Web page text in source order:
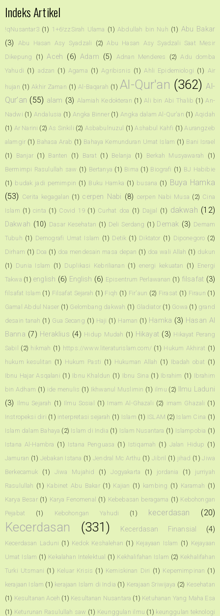
Indeks Artikel
!qNusantar3 (1) 1+6!zzSirah Ulama (1) Abdullah bin Nuh (1) Abu Bakar
(3)
Abu Hasan Asy Syadzali (2) Abu Hasan Asy Syadzali Saat Mesir
Dikepung
(1) Aceh (6) Adam (5) Adnan Menderes (2) Adu domba
Yahudi (1) adzan (1) Agama (1) Agribisnis (1) Ahli Epidemiologi (1) Air
hujan (1) Akhir Zaman (1) Al-Baqarah (1) Al-Qur'an (362) Al-
Qur’an (55) alam (3) Alamiah Kedokteran (1) Ali bin Abi Thalib (1) An-
Nadwi (1) Andalusia (1) Angka Binner (1) Angka dalam Al-Qur'an (1) Aqidah
(1) Ar Narini (2) As Sinkili (2) Asbabulnuzul (1) Ashabul Kahfi (1) Aurangzeb
alamgir (1) Bahasa Arab (1) Bahaya Kemunduran Umat Islam (1) Bani Israel
(1)
Banjar (1) Banten (1) Barat (1) Belanja (1) Berkah Musyawarah
(1)
Bermimpi Rasulullah saw (1) Bertanya (1) Bima (1) Biografi (1) BJ Habibie
(1) budak jadi pemimpin (1) Buku Hamka (1) busana (1) Buya Hamka
(53) Cerita kegagalan (1) cerpen Nabi (8) cerpen Nabi Musa (2) Cina
Islam (1) cinta (1) Covid 19 (1) Curhat doa (1) Dajjal (1) dakwah (12)
Dakwah (10) Dasar Kesehatan (1) Deli Serdang (1) Demak (3) Demam
Tubuh (1) Demografi Umat Islam (1) Detik (1) Diktator (1) Diponegoro (2)
Dirham (1) Doa (1) doa mendesain masa depan (1) doa wali Allah (1) dukun
(1) Dunia Islam (1) Duplikasi Kebrilianan (1) energi kekuatan (1) Energi
Takwa (1) english (6) English (6) Episentrum Perlawanan (1) filsafat (3)
filsafat Islam (1) Filsafat Sejarah (1) Fiqh (1) Fir'aun (2) Firasat (1) Firaun (1)
Gamal Abdul Naser (1) Gelombang dakwah (1) Gladiator (1) Gowa (1) grand
desain tanah (1) Gua Secang (1) Haji (1) Haman (1) Hamka (3) Hasan Al
Banna (7) Heraklius (4) Hidup Mudah (1) Hikayat (3) Hikayat Perang
Sabil
(2) hikmah (1) https://www.literaturislam.com/ (1) Hukum Akhirat (1)
hukum kesulitan (1) Hukum Pasti (1) Hukuman Allah (1) Ibadah obat (1)
Ibnu Hajar Asqalani (1) Ibnu Khaldun (1) Ibnu Sina (1) Ibrahim (1) Ibrahim
bin Adham (1) ide menulis (1) Ikhwanul Muslimin (1) ilmu (2)
Ilmu Laduni
(3) Ilmu Sejarah (1) Ilmu Sosial (1) Imam Al-Ghazali (2) imam Ghazali (1)
Instropeksi diri (1) interpretasi sejarah (1) Islam (1) ISLAM (2) Islam Cina (1)
Islam dalam Bahaya (2) Islam di India (1) Islam Nusantara (1) Islampobia (1)
Istana Al-Hambra (1) Istana Penguasa (1) Istiqamah (1) Jalan Hidup (1)
Jamuran (1) Jebakan Istana (1) Jendral Mc Arthu (1) Jibril (1) jihad (1) Jiwa
Berkecamuk
(1) Jiwa Mujahid (1) Jogyakarta (1) jordania (1)
jurriyah
Rasulullah (1) Kabinet Abu Bakar (1) Kajian (1) kambing (1) Karamah (1)
Karya Besar (1) Karya Fenomenal (1) Kebebasan beragama (1) Kebohongan
Pejabat
(1) Kebohongan Yahudi (1) kecerdasan (20)
Kecerdasan (331) Kecerdasan Finansial (4)
Kecerdasan Laduni (1) Kedok Keshalehan (1) Kejayaan Islam (1) Kejayaan
Umat Islam (1) Kekalahan Intelektual (1) Kekhalifahan Islam (2) Kekhalifahan
Turki Utsmani (1) Keluar Krisis (1) Kemiskinan Diri (1) Kepemimpinan (1)
kerajaan Islam (1) kerajaan Islam di India (1) Kerajaan Sriwijaya (2) Kesehatan
(1) Kesultanan Aceh (1) Kesultanan Nusantara (1) Ketuhanan Yang Maha Esa
(1) Keturunan Rasulullah saw (1) Keunggulan ilmu (1) keunggulan teknologi